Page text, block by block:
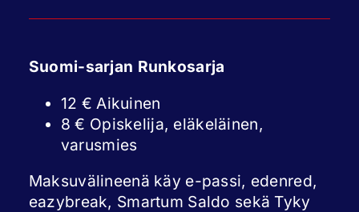
Suomi-sarjan Runkosarja
12 € Aikuinen
8 € Opiskelija, eläkeläinen,
varusmies
Maksuvälineenä käy e-passi, edenred,
eazybreak, Smartum Saldo sekä Tyky